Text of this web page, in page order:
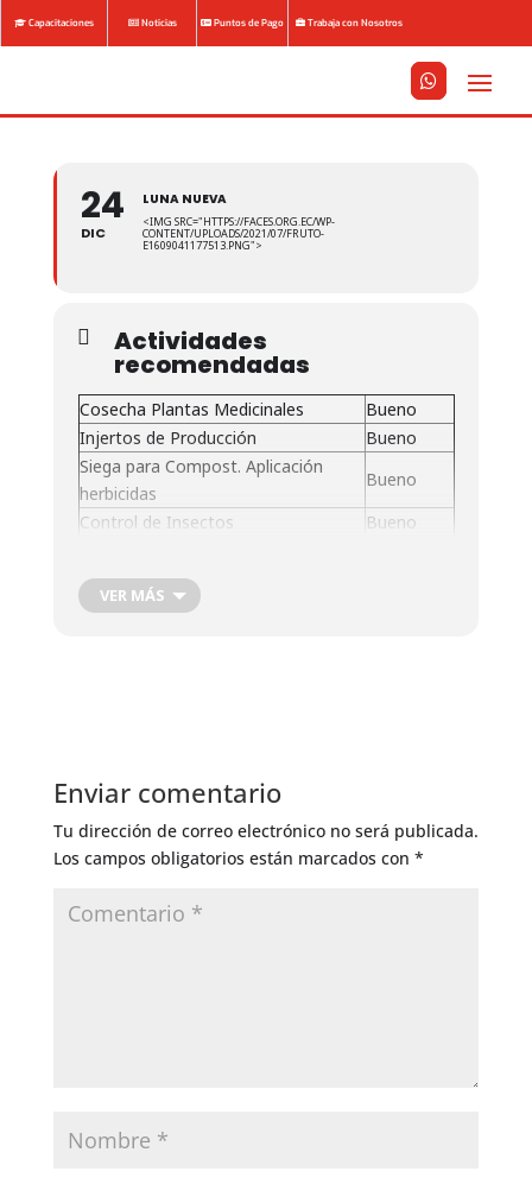
Capacitaciones Noticias Puntos de Pago Trabaja con Nosotros



24
DIC
LUNA NUEVA
<IMG SRC="HTTPS://FACES.ORG.EC/WP-
CONTENT/UPLOADS/2021/07/FRUTO-
E1609041177513.PNG">
Actividades
recomendadas
Cosecha Plantas Medicinales
Bueno
Injertos de Producción
Bueno
Siega para Compost. Aplicación
herbicidas
Bueno
Control de Insectos
Bueno
VER MÁS
Enviar comentario
Tu dirección de correo electrónico no será publicada.
Los campos obligatorios están marcados con *